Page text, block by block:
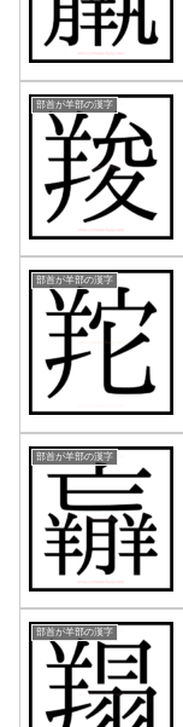
部首が羊部の漢字
部首が羊部の漢字
部首が羊部の漢字
部首が羊部の漢字